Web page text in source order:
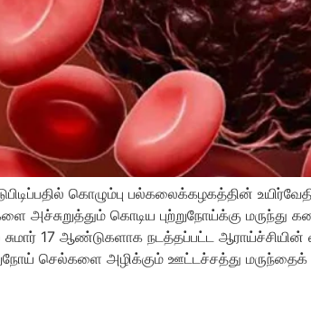
கொழும்பு பல்கலைக்கழகத்தின்
அச்சுறுத்தும் கொடிய புற்றுநோய்க்கு
17 ஆண்டுகளாக நடத்தப்பட்ட
செல்களை அழிக்கும் ஊட்டச்சத்து மருந்தைக்